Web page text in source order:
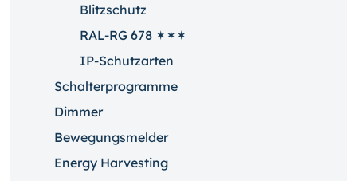
Blitzschutz
RAL-RG 678 ✶✶✶
IP-Schutzarten
Schalterprogramme
Dimmer
Bewegungsmelder
Energy Harvesting